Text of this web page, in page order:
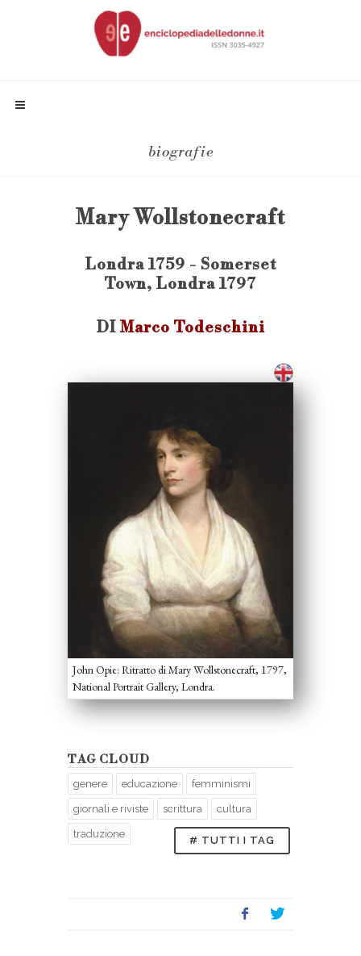
biografie
Mary Wollstonecraft
Londra 1759 - Somerset
Town, Londra 1797
DI Marco Todeschini
John Opie: Ritratto di Mary Wollstonecraft, 1797,
National Portrait Gallery, Londra.
TAG CLOUD
genere educazione femminismi
giornali e riviste scrittura cultura
traduzione
# TUTTI I TAG